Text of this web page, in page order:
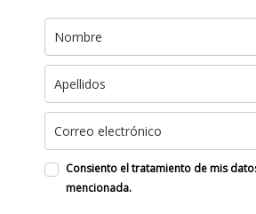
Consiento el tratamiento de mis
mencionada.